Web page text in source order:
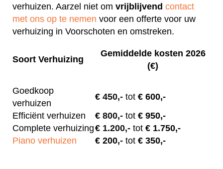
verhuizen. Aarzel niet om vrijblijvend contact
met ons op te nemen voor een offerte voor uw
verhuizing in Voorschoten en omstreken.
Soort Verhuizing
Gemiddelde kosten 2026
(€)
Goedkoop
verhuizen
€ 450,- tot € 600,-
Efficiënt verhuizen
€ 800,- tot € 950,-
Complete verhuizing€ 1.200,- tot € 1.750,-
Piano verhuizen
€ 200,- tot € 350,-